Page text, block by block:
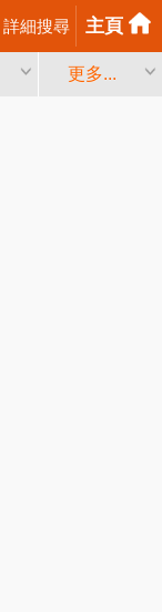
詳細搜尋 主頁
更多...